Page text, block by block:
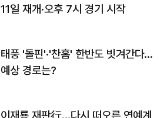
11일 재개·오후 7시 경기 시작
태풍 '돌핀'·'찬홈' 한반도 빗겨간다…
예상 경로는?
이재룡 재판行…다시 떠오른 연예계